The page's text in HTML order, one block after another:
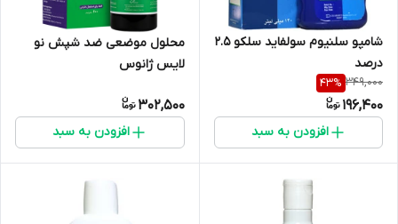
شامپو سلنیوم سولفاید سلکو 2.5
درصد
349,000
43%
196,400
افزودن به سبد
محلول موضعی ضد شپش نو
لایس ژانوس
302,500
افزودن به سبد